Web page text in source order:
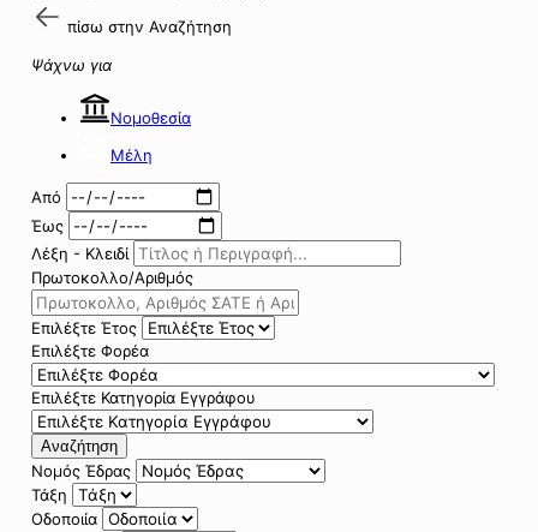
πίσω στην Αναζήτηση
Ψάχνω για
Νομοθεσία
Μέλη
Από
Έως
Λέξη - Κλειδί
Πρωτοκολλο/Αριθμός
Επιλέξτε Έτος
Επιλέξτε Φορέα
Επιλέξτε Κατηγορία Εγγράφου
Αναζήτηση
Νομός Έδρας
Τάξη
Οδοποιία